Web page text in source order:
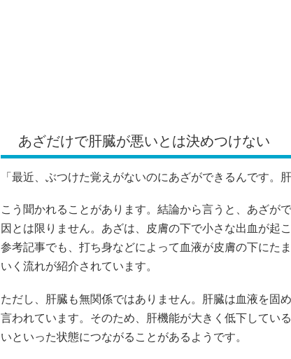
あざだけで肝臓が悪いとは決めつけない
「最近、ぶつけた覚えがないのにあざができるんです。
こう聞かれることがあります。結論から言うと、あざが
因とは限りません。あざは、皮膚の下で小さな出血が起
参考記事でも、打ち身などによって血液が皮膚の下にた
いく流れが紹介されています。
ただし、肝臓も無関係ではありません。肝臓は血液を固
言われています。そのため、肝機能が大きく低下してい
いといった状態につながることがあるようです。